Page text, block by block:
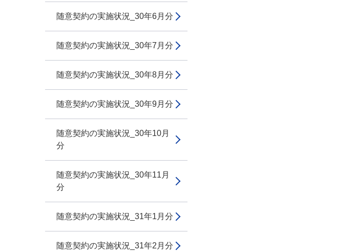
随意契約の実施状況_30年6月分
随意契約の実施状況_30年7月分
随意契約の実施状況_30年8月分
随意契約の実施状況_30年9月分
随意契約の実施状況_30年10月
分
随意契約の実施状況_30年11月
分
随意契約の実施状況_31年1月分
随意契約の実施状況_31年2月分